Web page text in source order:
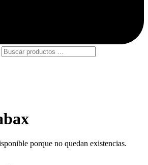
porque no quedan existencias.